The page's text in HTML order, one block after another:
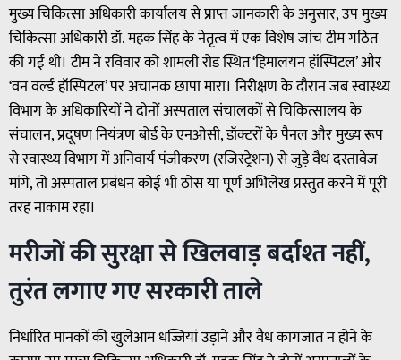
मुख्य चिकित्सा अधिकारी कार्यालय से प्राप्त जानकारी के अनुसार, उप मुख्य
चिकित्सा अधिकारी डॉ. महक सिंह के नेतृत्व में एक विशेष जांच टीम गठित
की गई थी। टीम ने रविवार को शामली रोड स्थित ‘हिमालयन हॉस्पिटल’ और
‘वन वर्ल्ड हॉस्पिटल’ पर अचानक छापा मारा। निरीक्षण के दौरान जब स्वास्थ्य
विभाग के अधिकारियों ने दोनों अस्पताल संचालकों से चिकित्सालय के
संचालन, प्रदूषण नियंत्रण बोर्ड के एनओसी, डॉक्टरों के पैनल और मुख्य रूप
से स्वास्थ्य विभाग में अनिवार्य पंजीकरण (रजिस्ट्रेशन) से जुड़े वैध दस्तावेज
मांगे, तो अस्पताल प्रबंधन कोई भी ठोस या पूर्ण अभिलेख प्रस्तुत करने में पूरी
तरह नाकाम रहा।
मरीजों की सुरक्षा से खिलवाड़ बर्दाश्त नहीं,
तुरंत लगाए गए सरकारी ताले
निर्धारित मानकों की खुलेआम धज्जियां उड़ाने और वैध कागजात न होने के